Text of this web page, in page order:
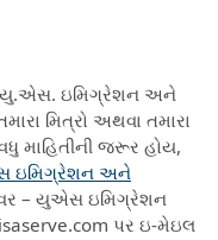
યુ.એસ. ઇમિગ્રેશન અને
મિત્રો અથવા તમારા
માહિતીની જરૂર હોય,
ઇમિગ્રેશન અને
– યુએસ ઇમિગ્રેશન
પર ઇ-મેઇલ